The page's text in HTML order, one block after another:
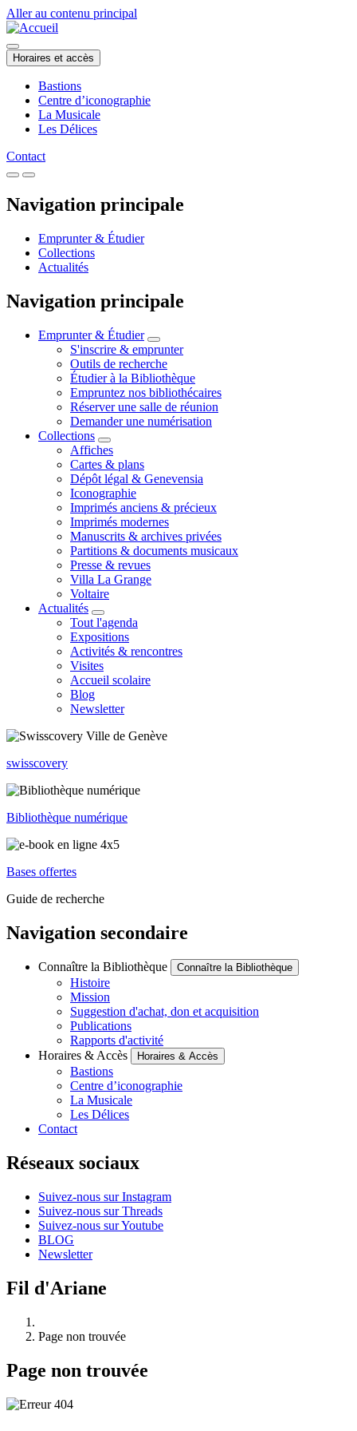
Aller au contenu principal
Horaires et accès
Bastions
Centre d’iconographie
La Musicale
Les Délices
Contact
Navigation principale
Emprunter & Étudier
Collections
Actualités
Navigation principale
Emprunter & Étudier
S'inscrire & emprunter
Outils de recherche
Étudier à la Bibliothèque
Empruntez nos bibliothécaires
Réserver une salle de réunion
Demander une numérisation
Collections
Affiches
Cartes & plans
Dépôt légal & Genevensia
Iconographie
Imprimés anciens & précieux
Imprimés modernes
Manuscrits & archives privées
Partitions & documents musicaux
Presse & revues
Villa La Grange
Voltaire
Actualités
Tout l'agenda
Expositions
Activités & rencontres
Visites
Accueil scolaire
Blog
Newsletter
swisscovery
Bibliothèque numérique
Bases offertes
Guide de recherche
Navigation secondaire
Connaître la Bibliothèque Connaître la Bibliothèque
Histoire
Mission
Suggestion d'achat, don et acquisition
Publications
Rapports d'activité
Horaires & Accès
Horaires & Accès
Bastions
Centre d’iconographie
La Musicale
Les Délices
Contact
Réseaux sociaux
Suivez-nous sur Instagram
Suivez-nous sur Threads
Suivez-nous sur Youtube
BLOG
Newsletter
Fil d'Ariane
Page non trouvée
Page non trouvée